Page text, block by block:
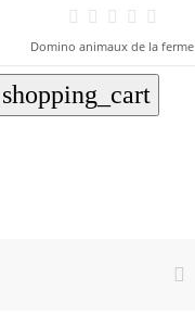
Domino animaux de la ferme
shopping_cart